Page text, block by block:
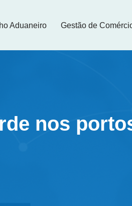
Aduaneiro Gestão de
nos